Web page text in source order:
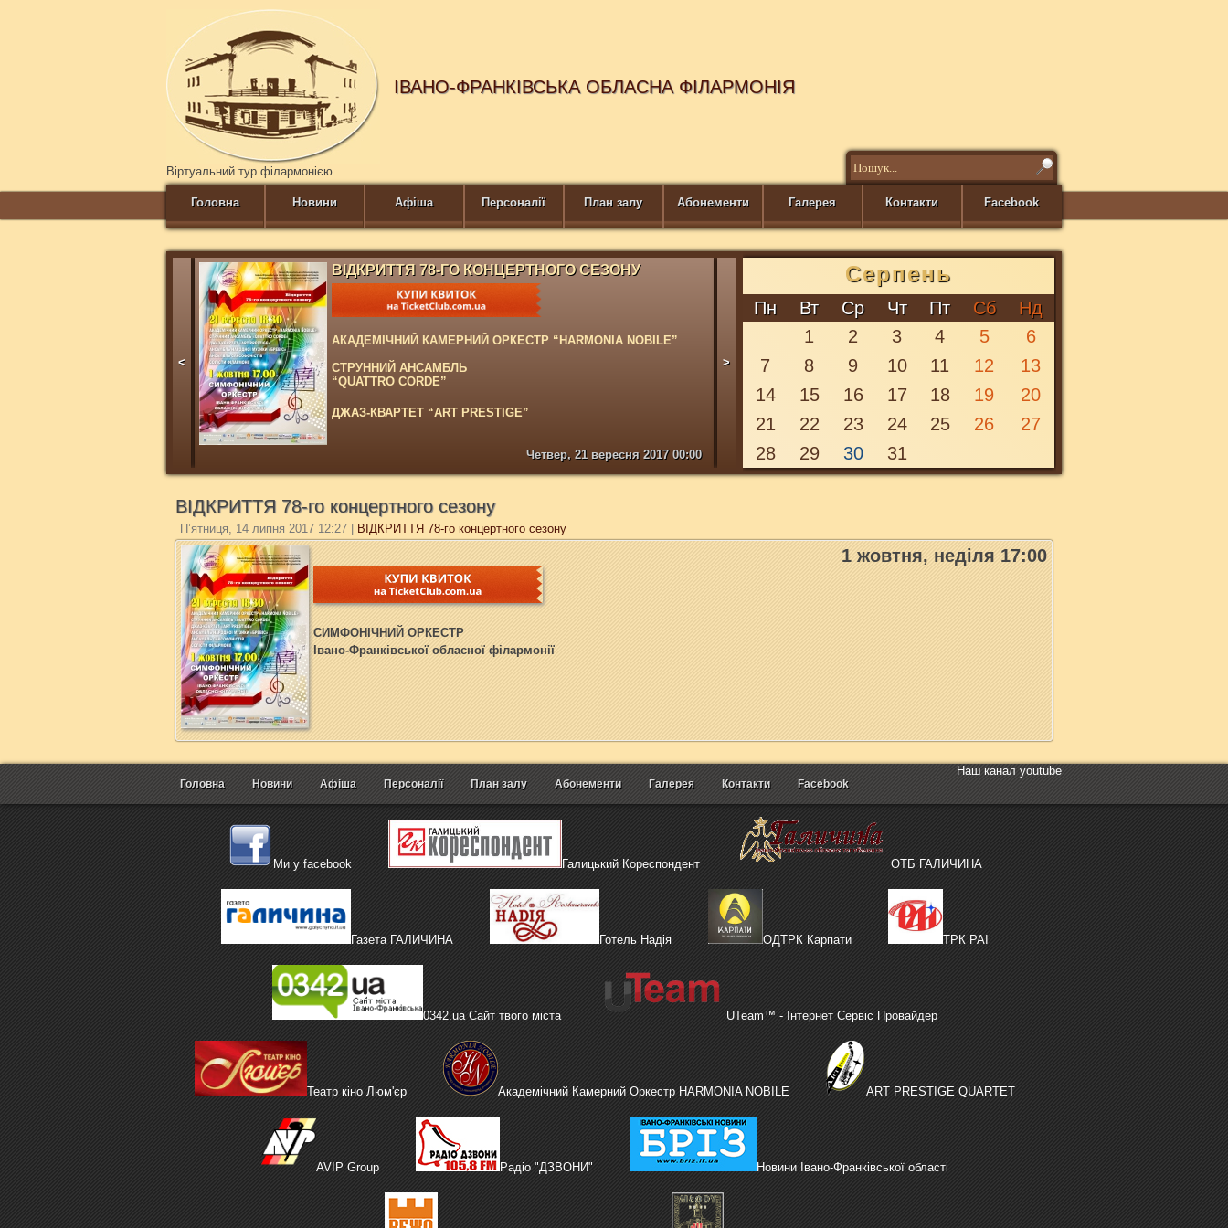
ІВАНО-ФРАНКІВСЬКА ОБЛАСНА ФІЛАРМОНІЯ
Віртуальний тур філармонією
Головна Новини Афіша Персоналії План залу Абонементи Галерея Контакти Facebook
<
ВІДКРИТТЯ 78-ГО КОНЦЕРТНОГО СЕЗОНУ
АКАДЕМІЧНИЙ КАМЕРНИЙ ОРКЕСТР “HARMONIA NOBILE”
СТРУННИЙ АНСАМБЛЬ
“QUATTRO CORDE”
ДЖАЗ-КВАРТЕТ “ART PRESTIGE”
Четвер, 21 вересня 2017 00:00
ВІДКРИТТЯ 78-ГО КОНЦЕРТНОГО СЕЗОНУ
СИМФОНІЧНИЙ ОРКЕСТР
Івано-Франківської обласної філармонії
>
Серпень
Пн Вт Ср Чт Пт Сб
Нд
1
2 3 4 5
6
7
8 9 10 11 12
13
14
15 16 17 18 19
20
21
22 23 24 25 26
27
28
29 30 31
ВІДКРИТТЯ 78-го концертного сезону
П’ятниця, 14 липня 2017 12:27 ВІДКРИТТЯ 78-го концертного сезону
1 жовтня, неділя 17:00
СИМФОНІЧНИЙ ОРКЕСТР
Івано-Франківської обласної філармонії
Головна Новини Афіша Персоналії План залу Абонементи Галерея Контакти Facebook
Наш канал youtube
Ми у facebook Галицький Кореспондент ОТБ ГАЛИЧИНА
Газета ГАЛИЧИНА Готель Надія ОДТРК Карпати ТРК РАІ
0342.ua Сайт твого міста UTeam™ - Інтернет Сервіс Провайдер
Театр кіно Люм'єр Академічний Камерний Оркестр HARMONIA NOBILE ART PRESTIGE QUARTET
AVIP Group Радіо "ДЗВОНИ" Новини Івано-Франківської області